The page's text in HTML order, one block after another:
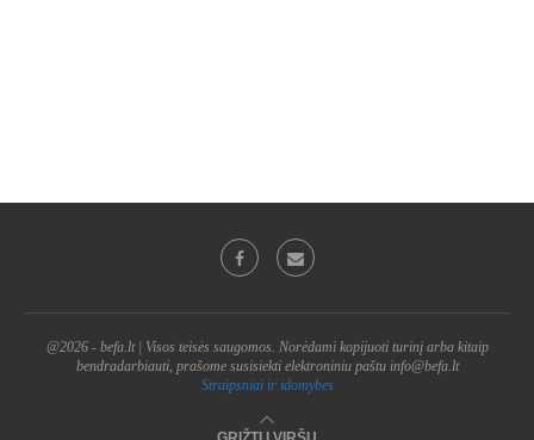
@2026 - befa.lt | Visos teisės saugomos. Norėdami kopijuoti turinį arba kitaip
bendradarbiauti, prašome susisiekti elektroniniu paštu info@befa.lt
Straipsniai ir idomybes